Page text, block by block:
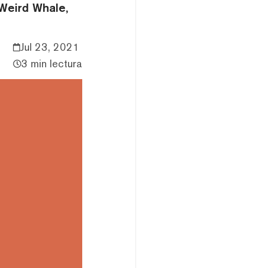
Whale,
Jul 23, 2021
3 min lectura